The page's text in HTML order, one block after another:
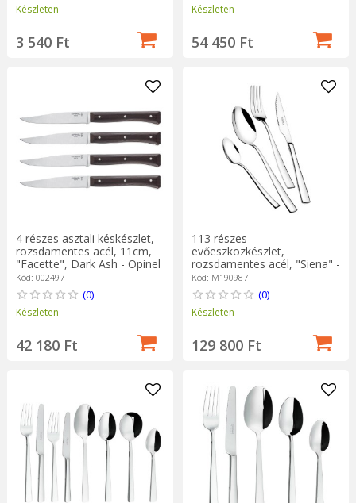
Készleten
3 540 Ft
Készleten
54 450 Ft
4 részes asztali késkészlet,
rozsdamentes acél, 11cm,
"Facette", Dark Ash - Opinel
Kód: 002497
(0)
Készleten
42 180 Ft
113 részes
evőeszközkészlet,
rozsdamentes acél, "Siena" -
Monix
Kód: M190987
(0)
Készleten
129 800 Ft